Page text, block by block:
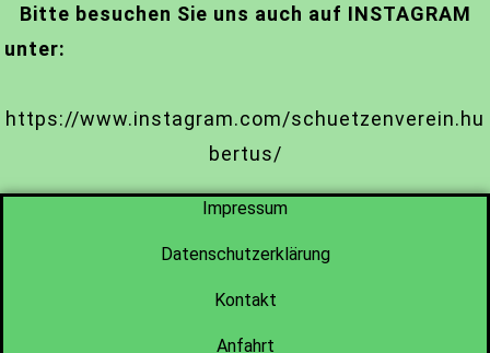
Bitte besuchen Sie uns auch auf INSTAGRAM
unter:
https://www.instagram.com/schuetzenverein.hu
bertus/
Impressum
Datenschutzerklärung
Kontakt
Anfahrt